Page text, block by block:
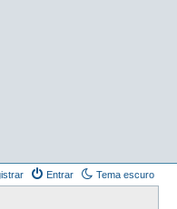
Tema escuro
Entrar